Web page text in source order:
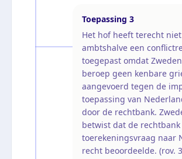
Toepassing 3
Het hof heeft terecht niet
ambtshalve een
toegepast omdat
beroep geen kenbare
aangevoerd tegen de
toepassing van
door de rechtbank.
betwist dat de rechtbank
toerekeningsvraag naar
recht beoordeelde. (rov.